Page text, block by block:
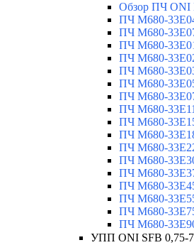
Обзор ПЧ ONI
ПЧ M680-
ПЧ M680-
ПЧ M680-
ПЧ M680-
ПЧ M680-
ПЧ M680-
ПЧ M680-
ПЧ M680-
ПЧ M680-
ПЧ M680-
ПЧ M680-
ПЧ M680-
ПЧ M680-
ПЧ M680-
ПЧ M680-
ПЧ M680-
ПЧ M680-
УПП ONI SFB 0,75-